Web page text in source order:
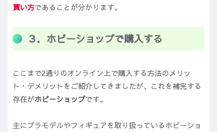
買い方であることが分かります。
３．ホビーショップで購入する
ここまで2通りのオンライン上で購入する方法のメリッ
ト・デメリットをご紹介してきましたが、これを補完する
存在がホビーショップです。
主にプラモデルやフィギュアを取り扱っているホビーショ